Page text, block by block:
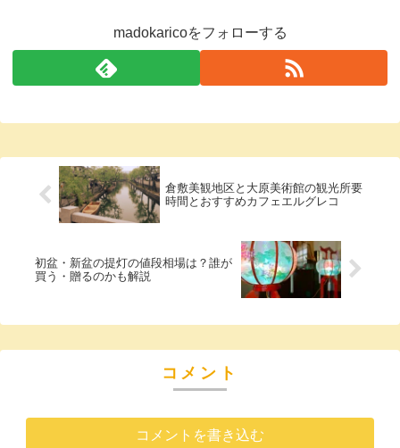
madokaricoをフォローする
倉敷美観地区と大原美術館の観光所要
時間とおすすめカフェエルグレコ
初盆・新盆の提灯の値段相場は？誰が
買う・贈るのかも解説
コメント
コメントを書き込む